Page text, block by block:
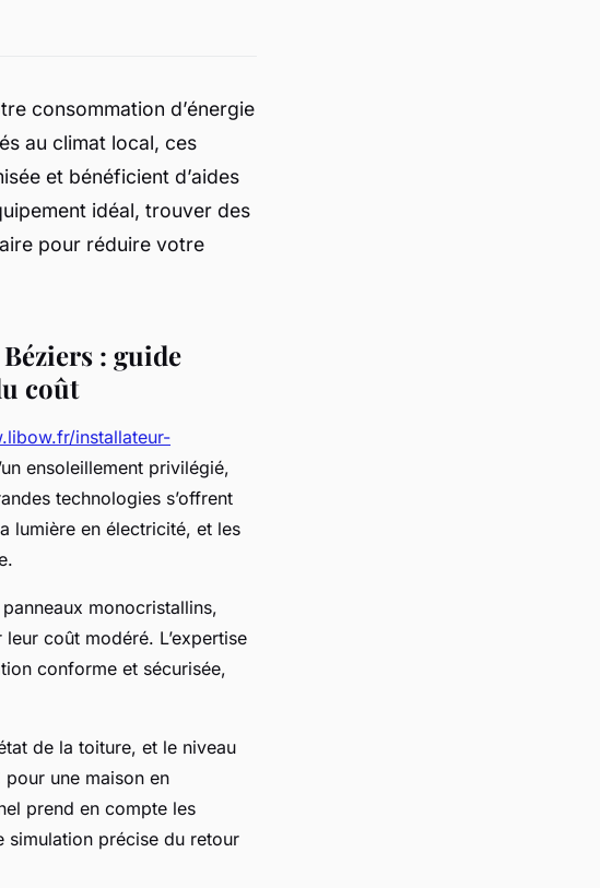
consommation d’énergie
au climat local, ces
et bénéficient d’aides
idéal, trouver des
pour réduire votre
: guide
coût
installateur-
ensoleillement privilégié,
technologies s’offrent
lumière en électricité, et les
monocristallins,
coût modéré. L’expertise
conforme et sécurisée,
de la toiture, et le niveau
une maison en
prend en compte les
simulation précise du retour